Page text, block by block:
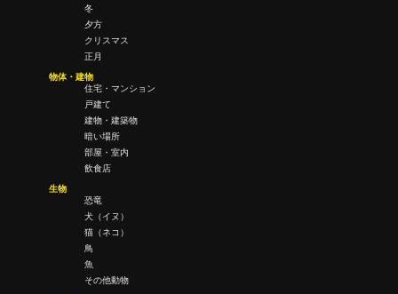
冬
夕方
クリスマス
正月
物体・建物
住宅・マンション
戸建て
建物・建築物
暗い場所
部屋・室内
飲食店
生物
恐竜
犬（イヌ）
猫（ネコ）
鳥
魚
その他動物